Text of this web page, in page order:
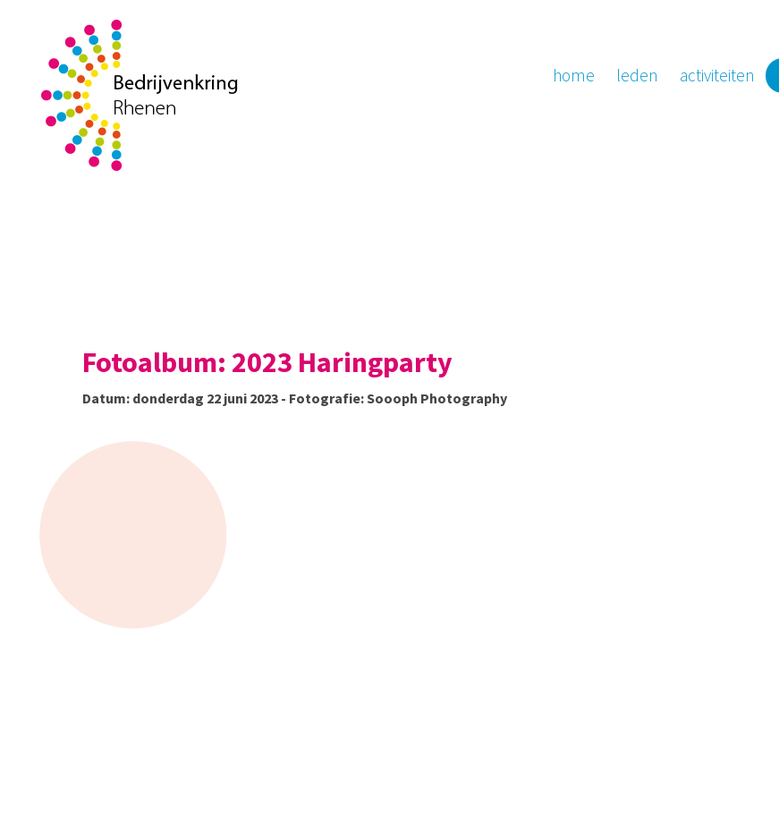
home leden activiteiten
Fotoalbum: 2023 Haringparty
Datum: donderdag 22 juni 2023 - Fotografie: Soooph Photography